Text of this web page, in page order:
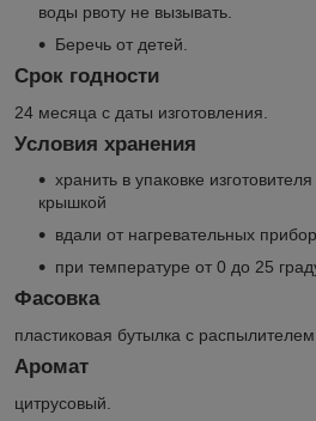
воды рвоту не вызывать.
Беречь от детей.
Срок годности
24 месяца с даты изготовления.
Условия хранения
хранить в упаковке
крышкой
вдали от нагревательных
при температуре от 0 до 25
Фасовка
пластиковая бутылка с
Аромат
цитрусовый.